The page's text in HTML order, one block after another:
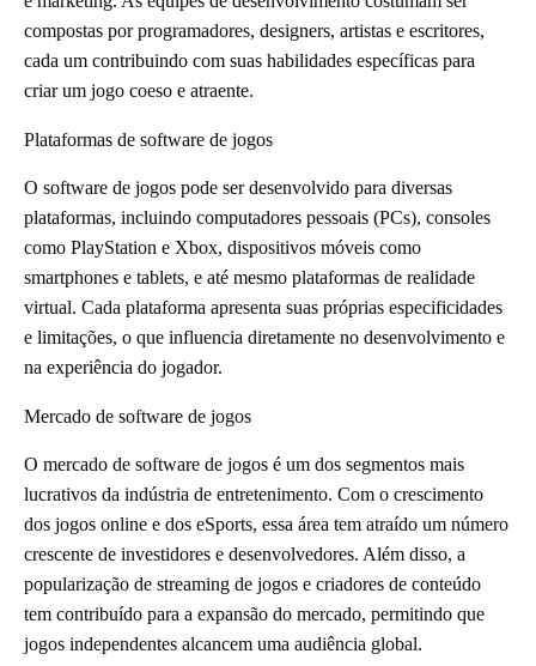
compostas por programadores, designers, artistas e escritores,
cada um contribuindo com suas habilidades específicas para
criar um jogo coeso e atraente.
Plataformas de software de jogos
O software de jogos pode ser desenvolvido para diversas
plataformas, incluindo computadores pessoais (PCs), consoles
como PlayStation e Xbox, dispositivos móveis como
smartphones e tablets, e até mesmo plataformas de realidade
virtual. Cada plataforma apresenta suas próprias especificidades
e limitações, o que influencia diretamente no desenvolvimento e
na experiência do jogador.
Mercado de software de jogos
O mercado de software de jogos é um dos segmentos mais
lucrativos da indústria de entretenimento. Com o crescimento
dos jogos online e dos eSports, essa área tem atraído um número
crescente de investidores e desenvolvedores. Além disso, a
popularização de streaming de jogos e criadores de conteúdo
tem contribuído para a expansão do mercado, permitindo que
jogos independentes alcancem uma audiência global.